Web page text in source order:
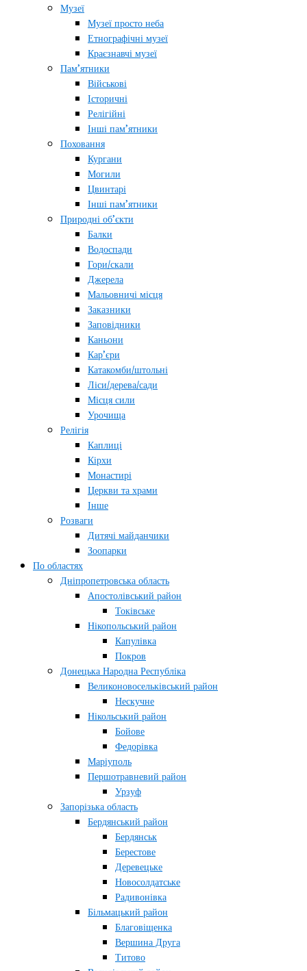
Музеї
Музеї просто неба
Етнографічні музеї
Краєзнавчі музеї
Пам’ятники
Військові
Історичні
Релігійні
Інші пам’ятники
Поховання
Кургани
Могили
Цвинтарі
Інші пам’ятники
Природні об’єкти
Балки
Водоспади
Гори/скали
Джерела
Мальовничі місця
Заказники
Заповідники
Каньони
Кар’єри
Катакомби/штольні
Ліси/дерева/сади
Місця сили
Урочища
Релігія
Каплиці
Кірхи
Монастирі
Церкви та храми
Інше
Розваги
Дитячі майданчики
Зоопарки
По областях
Дніпропетровська область
Апостолівський район
Токівське
Нікопольський район
Капулівка
Покров
Донецька Народна Республіка
Великоновосельківський район
Нескучне
Нікольський район
Бойове
Федорівка
Маріуполь
Першотравневий район
Урзуф
Запорізька область
Бердянський район
Бердянськ
Берестове
Деревецьке
Новосолдатське
Радивонівка
Більмацький район
Благовіщенка
Вершина Друга
Титово